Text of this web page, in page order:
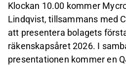
Klockan 10.00 kommer
Lindqvist, tillsammans med
att presentera bolagets
räkenskapsåret 2026. I
presentationen kommer en